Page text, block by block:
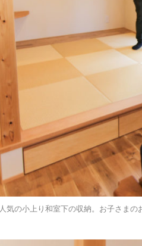
人気の小上り和室下の収納。お子さま